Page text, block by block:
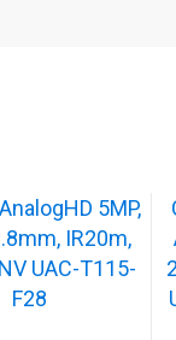
5MP,
IR20m,
UAC-T115-
F28